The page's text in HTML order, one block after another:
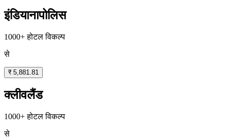
इंडियानापोलिस
1000+ होटल विकल्प
से
₹ 5,881.81
क्लीवलैंड
1000+ होटल विकल्प
से